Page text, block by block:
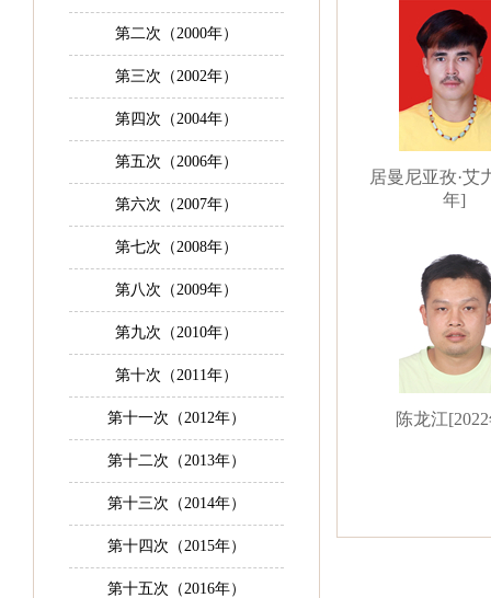
居曼尼亚孜·艾
年]
陈龙江
第二次（2000年）
第三次（2002年）
第四次（2004年）
第五次（2006年）
第六次（2007年）
第七次（2008年）
第八次（2009年）
第九次（2010年）
第十次（2011年）
第十一次（2012年）
第十二次（2013年）
第十三次（2014年）
第十四次（2015年）
第十五次（2016年）